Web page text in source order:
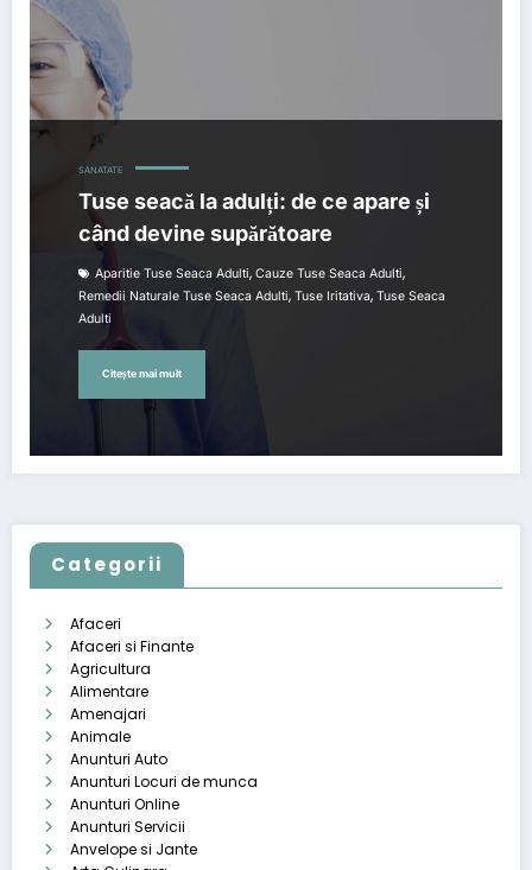
SANATATE
Tuse seacă la adulți: de ce apare și
când devine supărătoare
Aparitie Tuse Seaca Adulti, Cauze Tuse Seaca Adulti,
Remedii Naturale Tuse Seaca Adulti, Tuse Iritativa, Tuse Seaca
Adulti
Citește mai mult
Categorii
Afaceri
Afaceri si Finante
Agricultura
Alimentare
Amenajari
Animale
Anunturi Auto
Anunturi Locuri de munca
Anunturi Online
Anunturi Servicii
Anvelope si Jante